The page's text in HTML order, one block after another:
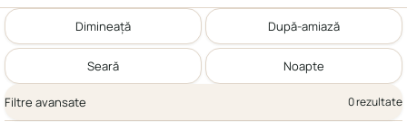
Dimineață După-amiază
Seară Noapte
Filtre avansate 0 rezultate